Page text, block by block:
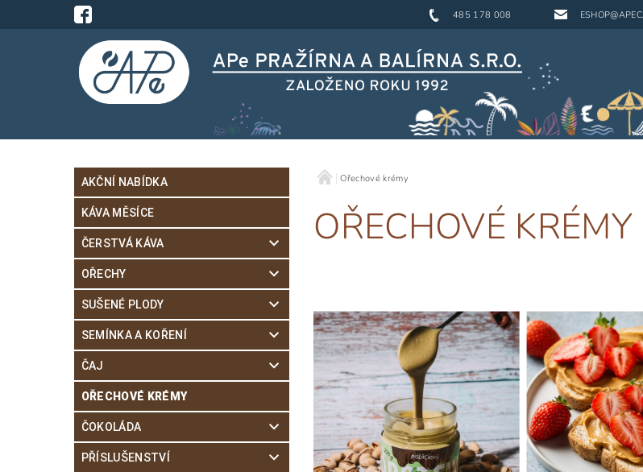
485 178 008
AKČNÍ NABÍDKA
KÁVA MĚSÍCE
ČERSTVÁ KÁVA
OŘECHY
SUŠENÉ PLODY
SEMÍNKA A KOŘENÍ
ČAJ
OŘECHOVÉ KRÉMY
ČOKOLÁDA
PŘÍSLUŠENSTVÍ
Ořechové krémy
OŘECHOVÉ KRÉMY